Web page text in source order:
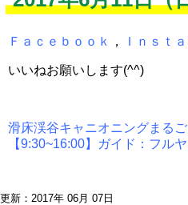
Ｆａｃｅｂｏｏｋ ， Ｉｎｓｔ
いいねお願いします(^^)
滑床渓谷キャニオニングまる
【9:30~16:00】ガイド：フル
更新：2017年 06月 07日